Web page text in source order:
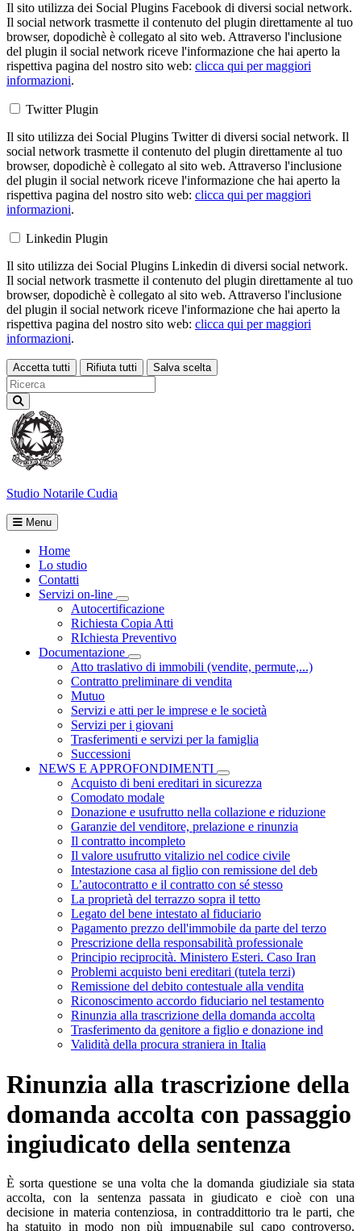
Il sito utilizza dei Social Plugins Facebook di diversi social network.
Il social network trasmette il contenuto del plugin direttamente al tuo
browser, dopodichè è collegato al sito web. Attraverso l'inclusione
del plugin il social network riceve l'informazione che hai aperto la
rispettiva pagina del nostro sito web: clicca qui per maggiori
informazioni.
Twitter Plugin
Il sito utilizza dei Social Plugins Twitter di diversi social network. Il
social network trasmette il contenuto del plugin direttamente al tuo
browser, dopodichè è collegato al sito web. Attraverso l'inclusione
del plugin il social network riceve l'informazione che hai aperto la
rispettiva pagina del nostro sito web: clicca qui per maggiori
informazioni.
Linkedin Plugin
Il sito utilizza dei Social Plugins Linkedin di diversi social network.
Il social network trasmette il contenuto del plugin direttamente al tuo
browser, dopodichè è collegato al sito web. Attraverso l'inclusione
del plugin il social network riceve l'informazione che hai aperto la
rispettiva pagina del nostro sito web: clicca qui per maggiori
informazioni.
Accetta tutti Rifiuta tutti Salva scelta
Loading...
Studio Notarile Cudia
Menu
Home
Lo studio
Contatti
Servizi on-line
Visualizza menù di secondo livello
Autocertificazione
Richiesta Copia Atti
RIchiesta Preventivo
Documentazione
Visualizza menù di secondo livello
Atto traslativo di immobili (vendite, permute,...)
Contratto preliminare di vendita
Mutuo
Servizi e atti per le imprese e le società
Servizi per i giovani
Trasferimenti e servizi per la famiglia
Successioni
NEWS E APPROFONDIMENTI
Visualizza menù di secondo
Acquisto di beni ereditari in sicurezza
Comodato modale
Donazione e usufrutto nella collazione e riduzione
Garanzie del venditore, prelazione e rinunzia
Il contratto incompleto
Il valore usufrutto vitalizio nel codice civile
Intestazione casa al figlio con remissione del deb
L’autocontratto e il contratto con sé stesso
La proprietà del terrazzo sopra il tetto
Legato del bene intestato al fiduciario
Pagamento prezzo dell'immobile da parte del terzo
Prescrizione della responsabilità professionale
Principio reciprocità. Ministero Esteri. Caso Iran
Problemi acquisto beni ereditari (tutela terzi)
Remissione del debito contestuale alla vendita
Riconoscimento accordo fiduciario nel testamento
Rinunzia alla trascrizione della domanda accolta
Trasferimento da genitore a figlio e donazione ind
Validità della procura straniera in Italia
Rinunzia alla trascrizione della
domanda accolta con passaggio
ingiudicato della sentenza
È sorta questione se una volta che la domanda giudiziale sia stata
accolta, con la sentenza passata in giudicato e cioè con una
decisione in materia contenziosa, in contraddittorio tra le parti, che
ha statuito in modo non più impugnabile sul capo controverso,